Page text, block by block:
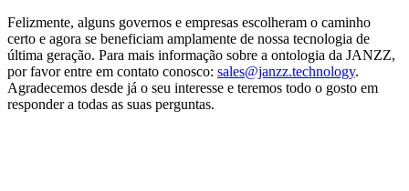
Felizmente, alguns governos e empresas escolheram o caminho
certo e agora se beneficiam amplamente de nossa tecnologia de
última geração. Para mais informação sobre a ontologia da JANZZ,
por favor entre em contato conosco: sales@janzz.technology.
Agradecemos desde já o seu interesse e teremos todo o gosto em
responder a todas as suas perguntas.